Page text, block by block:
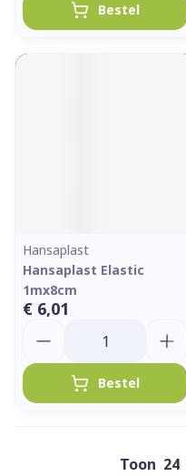
Bestel
Hansaplast
Hansaplast Elastic
1mx8cm
€ 6,01
Bestel
Toon